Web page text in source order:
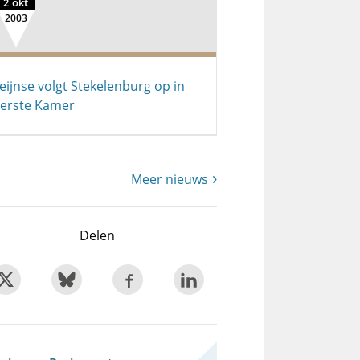
2003
volgt Stekelenburg op in
Kamer
Meer nieuws
Delen